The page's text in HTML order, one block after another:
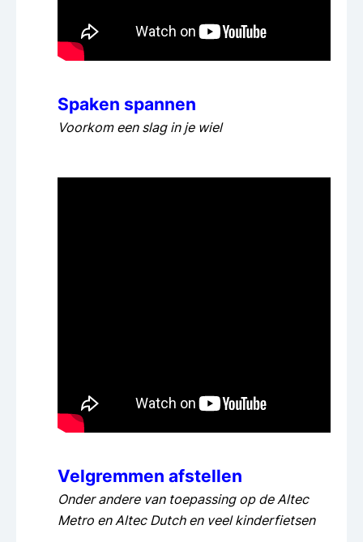
Spaken spannen
Voorkom een slag in je wiel
Velgremmen afstellen
Onder andere van toepassing op de Altec
Metro en Altec Dutch en veel kinderfietsen